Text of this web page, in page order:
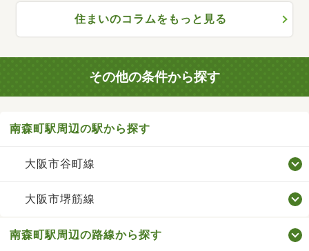
住まいのコラムをもっと見る
その他の条件から探す
南森町駅周辺の駅から探す
大阪市谷町線
大阪市堺筋線
南森町駅周辺の路線から探す